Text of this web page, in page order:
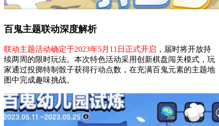
百鬼主题联动深度解析
联动主题活动确定于2023年5月11日正式开启 ，届时将开放持
续两周的限时玩法。本次特色活动采用创新棋盘闯关模式，玩
家通过投掷特制骰子获得行动点数，在充满百鬼元素的主题地
图中完成趣味挑战。